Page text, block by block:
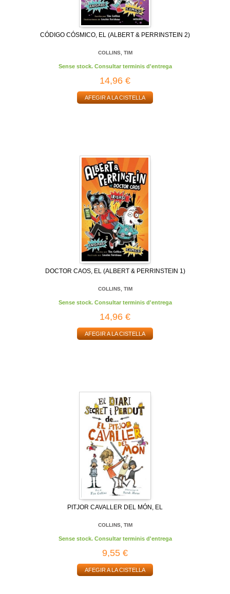
CÓDIGO CÓSMICO, EL (ALBERT & PERRINSTEIN 2)
COLLINS, TIM
Sense stock. Consultar terminis d'entrega
14,96 €
AFEGIR A LA CISTELLA
DOCTOR CAOS, EL (ALBERT & PERRINSTEIN 1)
COLLINS, TIM
Sense stock. Consultar terminis d'entrega
14,96 €
AFEGIR A LA CISTELLA
PITJOR CAVALLER DEL MÓN, EL
COLLINS, TIM
Sense stock. Consultar terminis d'entrega
9,55 €
AFEGIR A LA CISTELLA